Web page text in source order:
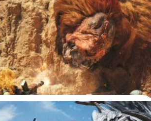
หมู่ผู้เล่นเกมชาวญี่ปุ่นปัจจุบัน คือพวกเขา
นเกมผ่าน PC มากขึ้น หลังจากก่อนหน้านี้จะ
นหลัก ทำให้ Capcom ตัดสินใจวางจำหน่าย
Wilds ทุกแพลตฟอร์มพร้อมกัน ต่างจาก
ากคอนโซลค่อยไป PC ในส่วนหนึ่งของการ
หลัง Monster Hunter Wilds เรียวโซ ซึจิ
โปรดิวเซอร์ เขาถูกถามว่าตอนนี้
ในแพลตฟอร์มหลักของหมู่ผู้เล่นชาวญี่ปุ่นไป
ในหมู่ผู้เล่นชาวญี่ปุ่นเล่น PC กันมากขึ้น"
นพวกเราจึงตัดสินใจมุ่งเน้นที่ผู้เล่นกลุ่มใหม่
| 537 days ago